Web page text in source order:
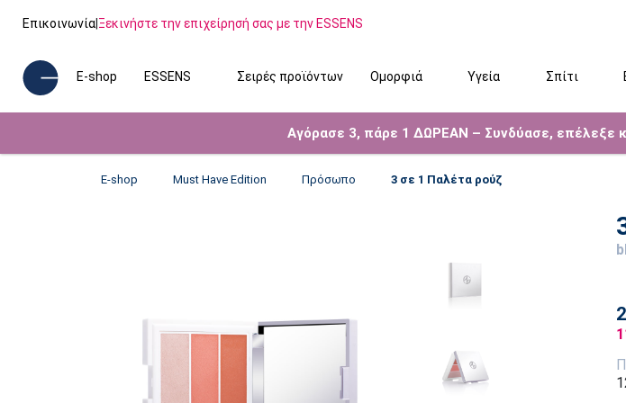
Επικοινωνία|Ξεκινήστε την επιχείρησή σας με την ESSENS
E-shop ESSENS Σειρές προϊόντων Ομορφιά Υγεία Σπίτι
Αγόρασε 3, πάρε 1 ΔΩΡΕΑΝ – Συνδύασε, επέλεξε
E-shop Must Have Edition Πρόσωπο 3 σε 1 Παλέτα ρούζ